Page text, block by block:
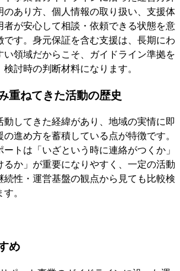
のあり方、個人情報の取り扱い、支援体
が安心して相談・依頼できる状態を意
す。身元保証を含む支援は、長期にわ
い領域だからこそ、ガイドライン準拠を
討時の判断材料になります。
重ねてきた活動の歴史
してきた経緯があり、地域の実情に即
進め方を蓄積している点が特徴です。
トは「いざという時に連絡がつくか」
るか」が重要になりやすく、一定の活動
続性・運営基盤の観点から見ても比較検
。
め